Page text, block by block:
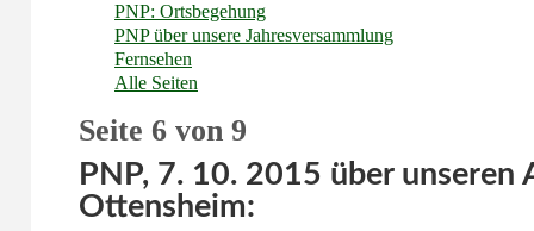
PNP: Ortsbegehung
PNP über unsere Jahresversammlung
Fernsehen
Alle Seiten
Seite 6 von 9
PNP, 7. 10. 2015 über unseren
Ottensheim: